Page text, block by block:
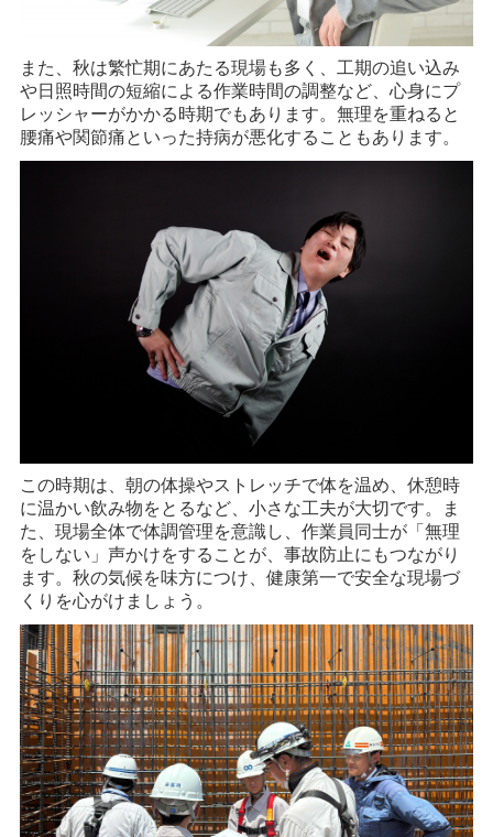
また、秋は繁忙期にあたる現場も多く、工期の追い込み
や日照時間の短縮による作業時間の調整など、心身にプ
レッシャーがかかる時期でもあります。無理を重ねると
腰痛や関節痛といった持病が悪化することもあります。
この時期は、朝の体操やストレッチで体を温め、休憩時
に温かい飲み物をとるなど、小さな工夫が大切です。ま
た、現場全体で体調管理を意識し、作業員同士が「無理
をしない」声かけをすることが、事故防止にもつながり
ます。秋の気候を味方につけ、健康第一で安全な現場づ
くりを心がけましょう。